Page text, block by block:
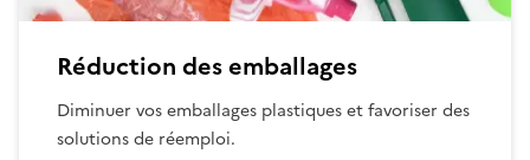
Réduction des emballages
Diminuer vos emballages plastiques et favoriser des
solutions de réemploi.